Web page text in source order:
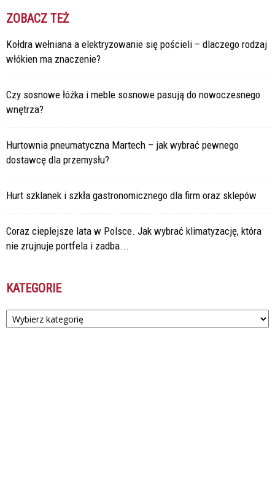
ZOBACZ TEŻ
Kołdra wełniana a elektryzowanie się pościeli – dlaczego rodzaj
włókien ma znaczenie?
Czy sosnowe łóżka i meble sosnowe pasują do nowoczesnego
wnętrza?
Hurtownia pneumatyczna Martech – jak wybrać pewnego
dostawcę dla przemysłu?
Hurt szklanek i szkła gastronomicznego dla firm oraz sklepów
Coraz cieplejsze lata w Polsce. Jak wybrać klimatyzację, która
nie zrujnuje portfela i zadba...
KATEGORIE
Kategorie